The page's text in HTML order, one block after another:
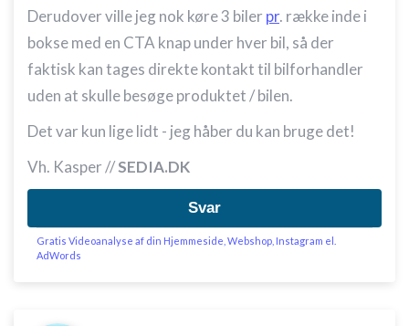
Derudover ville jeg nok køre 3 biler pr. række inde i
bokse med en CTA knap under hver bil, så der
faktisk kan tages direkte kontakt til bilforhandler
uden at skulle besøge produktet / bilen.
Det var kun lige lidt - jeg håber du kan bruge det!
Vh. Kasper //SEDIA.DK
Svar
Gratis Videoanalyse af din Hjemmeside, Webshop, Instagram el.
AdWords